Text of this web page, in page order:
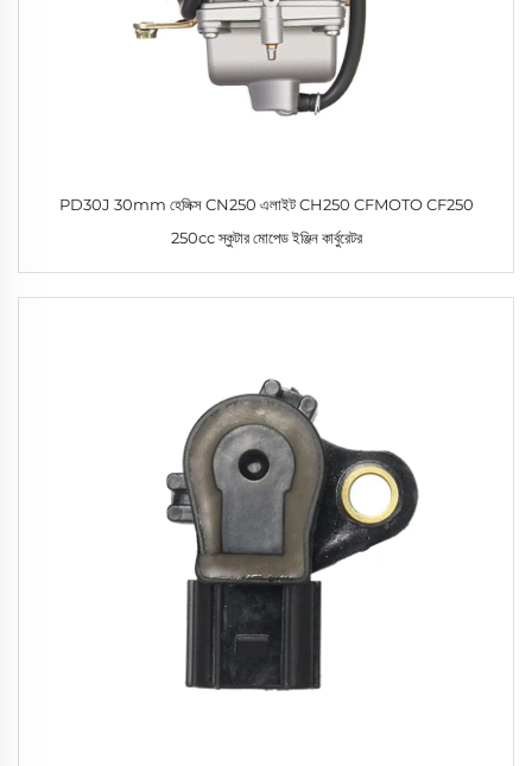
PD30J 30mm হেলিক্স CN250 এলাইট CH250 CFMOTO CF250
250cc স্কুটার মোপেড ইঞ্জিন কার্বুরেটর